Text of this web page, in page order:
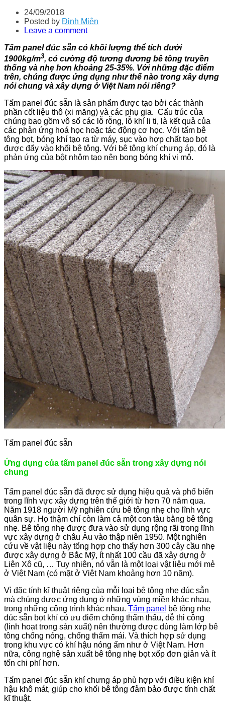
24/09/2018
Posted by Đinh Miên
Leave a comment
Tấm panel đúc sẵn có khối lượng thể tích dưới
1900kg/m3, có cường độ tương đương bê tông truyền
thống và nhẹ hơn khoảng 25-35%. Với những đặc điểm
trên, chúng được ứng dụng như thế nào trong xây dựng
nói chung và xây dựng ở Việt Nam nói riêng?
Tấm panel đúc sẵn là sản phẩm được tạo bởi các thành
phần cốt liệu thô (xi măng) và các phụ gia. Cấu trúc của
chúng bao gồm vô số các lỗ rỗng, lỗ khí li ti, là kết quả của
các phản ứng hoá học hoặc tác động cơ học. Với tấm bê
tông bọt, bóng khí tạo ra từ máy, sục vào hợp chất tạo bọt
được đẩy vào khối bê tông. Với bê tông khí chưng áp, đó là
phản ứng của bột nhôm tạo nên bong bóng khí vi mô.
Tấm panel đúc sẵn
Ứng dụng của tấm panel đúc sẵn trong xây dựng nói
chung
Tấm panel đúc sẵn đã được sử dụng hiệu quả và phổ biến
trong lĩnh vực xây dựng trên thế giới từ hơn 70 năm qua.
Năm 1918 người Mỹ nghiên cứu bê tông nhẹ cho lĩnh vực
quân sự. Họ thậm chí còn làm cả một con tàu bằng bê tông
nhẹ. Bê tông nhẹ được đưa vào sử dụng rộng rãi trong lĩnh
vực xây dựng ở châu Âu vào thập niên 1950. Một nghiên
cứu về vật liệu này tổng hợp cho thấy hơn 300 cây cầu nhẹ
được xây dựng ở Bắc Mỹ, ít nhất 100 cầu đã xây dựng ở
Liên Xô cũ, … Tuy nhiên, nó vẫn là một loại vật liệu mới mẻ
ở Việt Nam (có mặt ở Việt Nam khoảng hơn 10 năm).
Vì đặc tính kĩ thuật riêng của mỗi loại bê tông nhẹ đúc sẵn
mà chúng được ứng dụng ở những vùng miền khác nhau,
trong những công trình khác nhau. Tấm panel bê tông nhẹ
đúc sẵn bọt khí có ưu điểm chống thẩm thấu, dễ thi công
(linh hoạt trong sản xuất) nên thường được dùng làm lớp bê
tông chống nóng, chống thấm mái. Và thích hợp sử dụng
trong khu vực có khí hậu nóng ẩm như ở Việt Nam. Hơn
nữa, công nghệ sản xuất bê tông nhẹ bọt xốp đơn giản và ít
tốn chi phí hơn.
Tấm panel đúc sẵn khí chưng áp phù hợp với điều kiện khí
hậu khô mát, giúp cho khối bê tông đảm bảo được tính chất
kĩ thuật.